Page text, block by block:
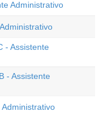
Administrativo
- Assistente
- Assistente